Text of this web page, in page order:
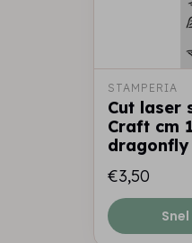
STAMPERIA
Cut laser
Craft cm
dragonfly
€3,50